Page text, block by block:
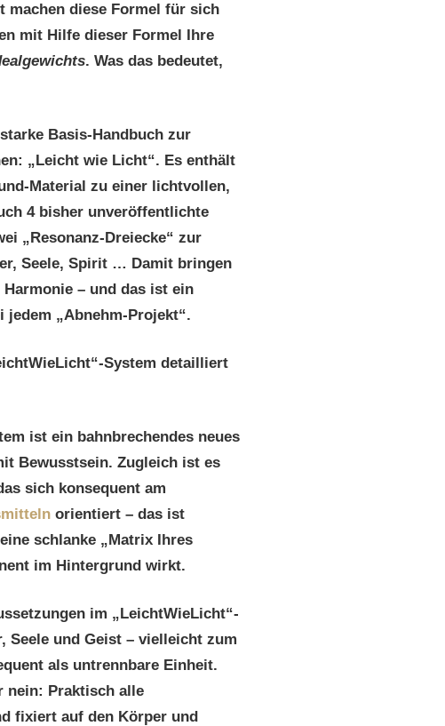
machen diese Formel für sich
mit Hilfe dieser Formel Ihre
. Was das bedeutet,
Basis-Handbuch zur
„Leicht wie Licht“. Es enthält
Material zu einer lichtvollen,
4 bisher unveröffentlichte
„Resonanz-Dreiecke“ zur
Seele, Spirit … Damit bringen
– und das ist ein
„Abnehm-Projekt“.
System detailliert
ist ein bahnbrechendes neues
Bewusstsein. Zugleich ist es
sich konsequent am
orientiert – das ist
schlanke „Matrix Ihres
im Hintergrund wirkt.
im „LeichtWieLicht“-
Seele und Geist – vielleicht zum
als untrennbare Einheit.
nein: Praktisch alle
fixiert auf den Körper und